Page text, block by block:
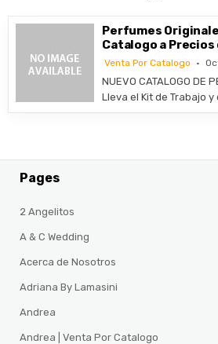
Perfumes
Catalogo a Precios
Venta Por Catalogo
NUEVO CATALOGO DE
Lleva el Kit de Trabajo
Pages
2 Angelitos
A & C Wedding
Acerca de Nosotros
Adriana By Lamasini
Andrea
Andrea | Venta Por Catalogo